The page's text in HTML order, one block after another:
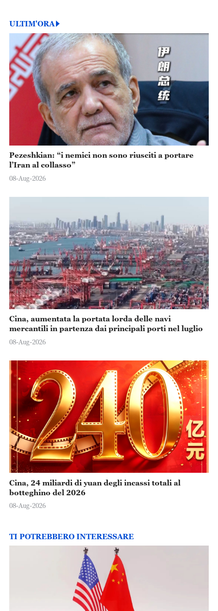
ULTIM'ORA
Pezeshkian: “i nemici non sono riusciti a portare
l’Iran al collasso”
08-Aug-2026
Cina, aumentata la portata lorda delle navi
mercantili in partenza dai principali porti nel luglio
08-Aug-2026
Cina, 24 miliardi di yuan degli incassi totali al
botteghino del 2026
08-Aug-2026
TI POTREBBERO INTERESSARE